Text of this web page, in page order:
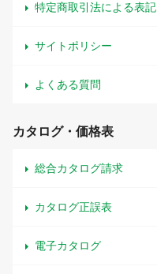
特定商取引法による表記
サイトポリシー
よくある質問
カタログ・価格表
総合カタログ請求
カタログ正誤表
電子カタログ